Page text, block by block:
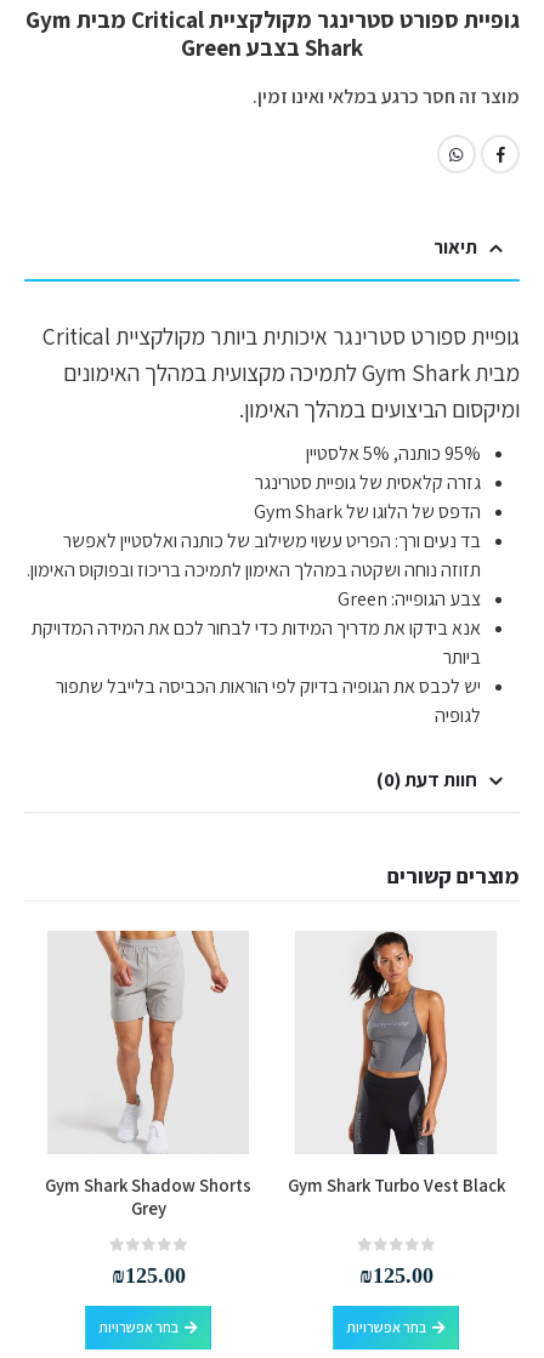
גופיית ספורט סטרינגר מקולקציית Critical מבית Gym
Shark בצבע Green
מוצר זה חסר כרגע במלאי ואינו זמין.
תיאור
גופיית ספורט סטרינגר איכותית ביותר מקולקציית Critical
מבית Gym Shark לתמיכה מקצועית במהלך האימונים
ומיקסום הביצועים במהלך האימון.
95% כותנה, 5% אלסטיין
גזרה קלאסית של גופיית סטרינגר
הדפס של הלוגו של Gym Shark
בד נעים ורך: הפריט עשוי משילוב של כותנה ואלסטיין לאפשר
תזוזה נוחה ושקטה במהלך האימון לתמיכה בריכוז ובפוקוס האימון.
צבע הגופייה: Green
אנא בידקו את מדריך המידות כדי לבחור לכם את המידה המדויקת
ביותר
יש לכבס את הגופיה בדיוק לפי הוראות הכביסה בלייבל שתפור
לגופיה
חוות דעת (0)
מוצרים קשורים
למוצר זה יש מספר סוגים. ניתן לבחור את האפשרויות בעמוד המוצר
Gym Shark Turbo Vest Black
₪125.00
בחר אפשרויות
למוצר זה יש מספר סוגים. ניתן לבחור את האפשרויות בעמוד המוצר
למוצר זה יש מספר סוגים. ניתן לבחור את האפשרויות בעמוד המוצר
Gym Shark Shadow Shorts
Grey
₪125.00
בחר אפשרויות
למוצר זה יש מספר סוגים. ניתן לבחור את האפשרויות בעמוד המוצר